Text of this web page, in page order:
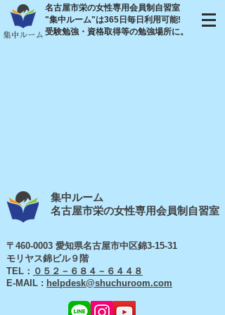
名古屋市栄の女性専用会員制自習室
"集中ルーム"は365日毎日利用可能!
​受験勉強・資格取得等の勉強場所に。
集中ルーム
名古屋市栄の女性専用会員制自習室
〒460-0003 愛知県名古屋市中区錦3-15-31
モリヤス錦ビル９階
TEL： ０５２－６８４－６４４８
E-MAIL : helpdesk@shuchuroom.com